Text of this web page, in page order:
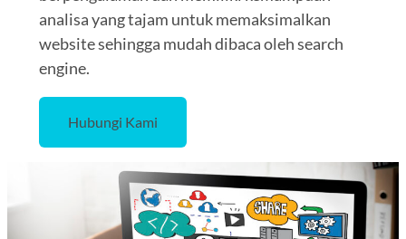
analisa yang tajam untuk memaksimalkan
website sehingga mudah dibaca oleh search
engine.
Hubungi Kami